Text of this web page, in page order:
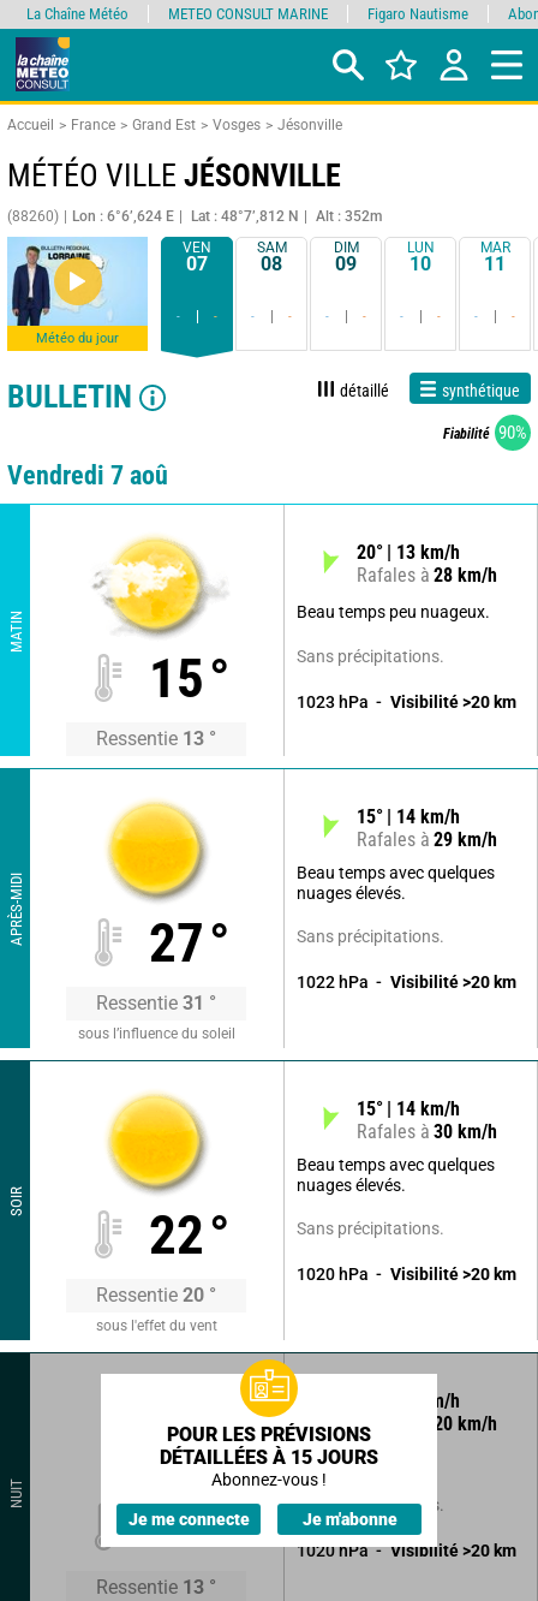
Accueil France Grand Est Vosges Jésonville
MÉTÉO VILLE JÉSONVILLE
(88260) Lon : 6°6’,624 E Lat : 48°7’,812 N Alt : 352m
Météo du jour
VEN
07
- -
SAM
08
- -
DIM
09
- -
LUN
10
- -
MAR
11
- -
BULLETIN détaillé synthétique
Fiabilité 90%
Vendredi 7 aoû
MATIN
15°
Ressentie 13 °
20° 13 km/h
Rafales à 28 km/h
Beau temps peu nuageux.
Sans précipitations.
1023 hPa Visibilité >20 km
APRÈS-MIDI 27°
Ressentie 31 °
sous l’influence du soleil
15° 14 km/h
Rafales à 29 km/h
Beau temps avec quelques
nuages élevés.
Sans précipitations.
1022 hPa Visibilité >20 km
SOIR
22°
Ressentie 20 °
sous l'effet du vent
15° 14 km/h
Rafales à 30 km/h
Beau temps avec quelques
nuages élevés.
Sans précipitations.
1020 hPa Visibilité >20 km
NUIT
15°
Ressentie 13 °
km/h
Rafales à
20 km/h
Ciel clair.
Sans précipitations.
1020hPa Visibilité >20 km
POUR LES PRÉVISIONS
DÉTAILLÉES À 15 JOURS
Abonnez-vous !
Je me connecte Je m'abonne
La Chaîne Météo METEO CONSULT MARINE Figaro Nautisme